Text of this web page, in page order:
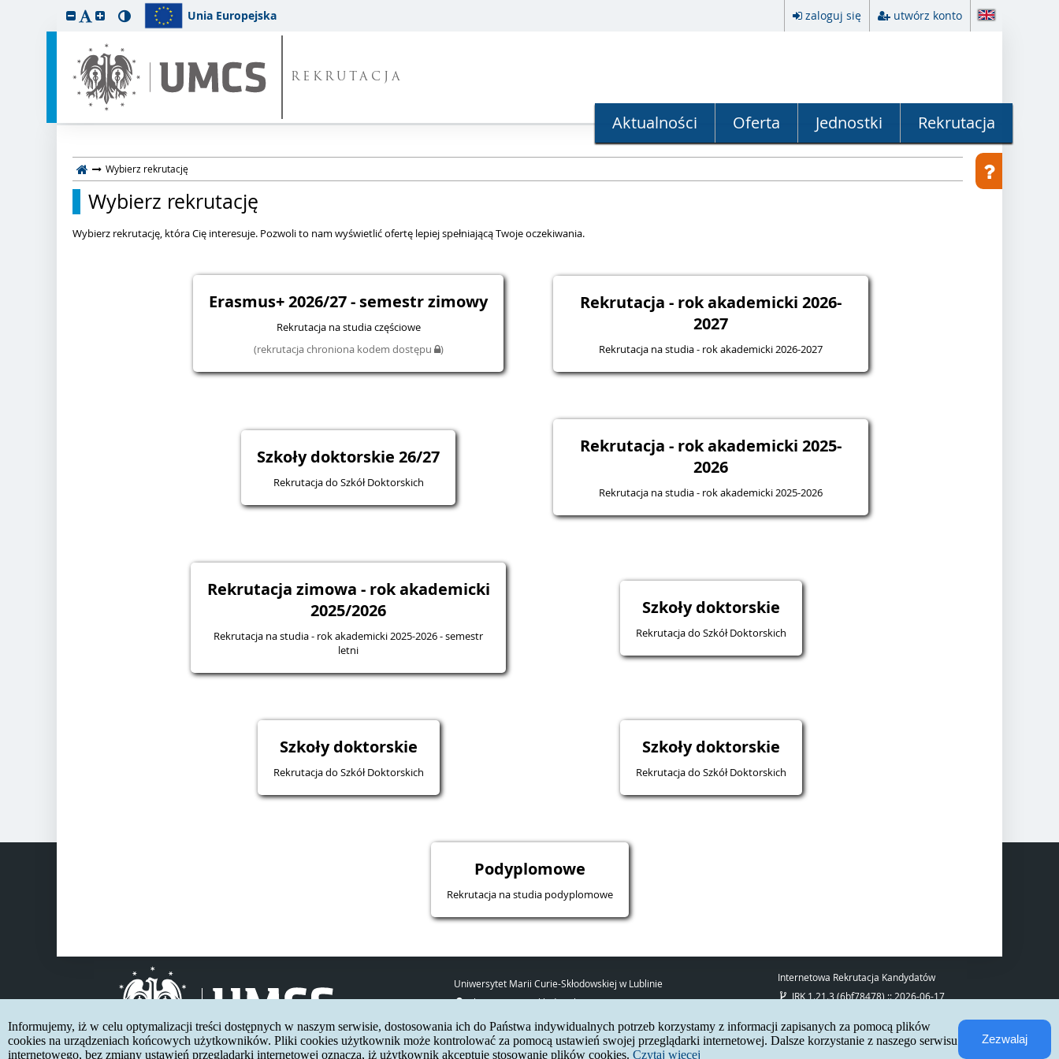
Unia Europejska zaloguj się utwórz konto
REKRUTACJA
Aktualności Oferta Jednostki Rekrutacja
Wybierz rekrutację
Wybierz rekrutację
Wybierz rekrutację, która Cię interesuje. Pozwoli to nam wyświetlić ofertę lepiej spełniającą Twoje oczekiwania.
Erasmus+ 2026/27 - semestr zimowy
Rekrutacja na studia częściowe
(rekrutacja chroniona kodem dostępu
)
Rekrutacja - rok akademicki 2026-
2027
Rekrutacja na studia - rok akademicki 2026-2027
Szkoły doktorskie 26/27
Rekrutacja do Szkół Doktorskich
Rekrutacja - rok akademicki 2025-
2026
Rekrutacja na studia - rok akademicki 2025-2026
Rekrutacja zimowa - rok akademicki
2025/2026
Rekrutacja na studia - rok akademicki 2025-2026 - semestr
letni
Szkoły doktorskie
Rekrutacja do Szkół Doktorskich
Szkoły doktorskie
Rekrutacja do Szkół Doktorskich
Szkoły doktorskie
Rekrutacja do Szkół Doktorskich
Podyplomowe
Rekrutacja na studia podyplomowe
Uniwersytet Marii Curie-Skłodowskiej w Lublinie
pl. Marii Curie-Skłodowskiej 5
www:http://umcs.pl
Internetowa Rekrutacja Kandydatów
IRK 1.21.3 (6bf78478) :: 2026-06-17
deklaracja dostępności
kontakt
Zezwalaj
Informujemy, iż w celu optymalizacji treści dostępnych w naszym serwisie, dostosowania ich do Państwa indywidualnych potrzeb korzystamy z informacji zapisanych za pomocą plików
cookies na urządzeniach końcowych użytkowników. Pliki cookies użytkownik może kontrolować za pomocą ustawień swojej przeglądarki internetowej. Dalsze korzystanie z naszego serwisu
internetowego, bez zmiany ustawień przeglądarki internetowej oznacza, iż użytkownik akceptuje stosowanie plików cookies. Czytaj więcej